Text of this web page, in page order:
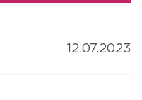
12.07.2023